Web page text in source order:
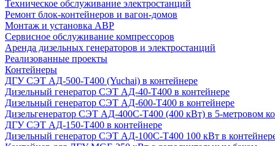
Техническое обслуживание электростанций
Ремонт блок-контейнеров и вагон-домов
Монтаж и установка АВР
Сервисное обслуживание компрессоров
Аренда дизельных генераторов и электростанций
Реализованные проекты
Контейнеры
ДГУ СЭТ АД-500-Т400 (Yuchai) в контейнере
Дизельный генератор СЭТ АД-40-Т400 в контейнере
Дизельный генератор СЭТ АД-600-Т400 в контейнере
Дизельгенератор СЭТ АД-400С-Т400 (400 кВт) в 5-метровом
ДГУ СЭТ АД-150-Т400 в контейнере
Дизельный генератор СЭТ АД-100С-Т400 100 кВт в